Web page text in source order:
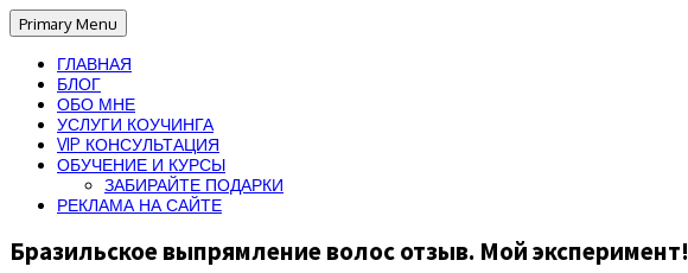
Primary Menu
ГЛАВНАЯ
БЛОГ
ОБО МНЕ
УСЛУГИ КОУЧИНГА
VIP КОНСУЛЬТАЦИЯ
ОБУЧЕНИЕ И КУРСЫ
ЗАБИРАЙТЕ ПОДАРКИ
РЕКЛАМА НА САЙТЕ
Бразильское выпрямление волос отзыв. Мой эксперимент!